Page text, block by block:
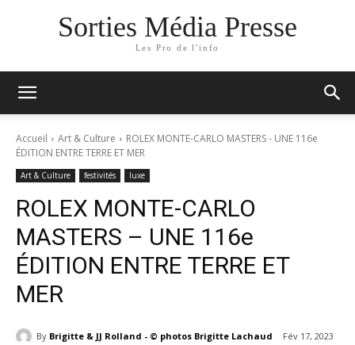
Sorties Média Presse
Les Pro de l'info
Accueil Art & Culture
ROLEX MONTE-CARLO MASTERS - UNE 116e
ÉDITION ENTRE TERRE ET MER
Art & Culture festivités luxe
ROLEX MONTE-CARLO
MASTERS – UNE 116e
ÉDITION ENTRE TERRE ET
MER
By Brigitte & JJ Rolland - © photos Brigitte Lachaud Fév 17, 2023